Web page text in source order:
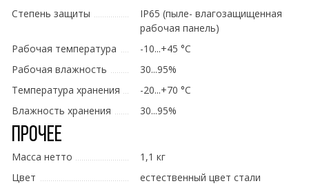
Степень защиты
IP65 (пыле- влагозащищенная
рабочая панель)
Рабочая температура
-10...+45 °C
Рабочая влажность
30...95%
Температура хранения
-20...+70 °C
Влажность хранения
30...95%
Прочее
Масса нетто
1,1 кг
Цвет
естественный цвет стали